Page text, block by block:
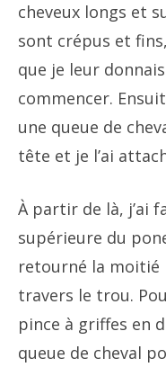
cheveux longs et
sont crépus et
que je leur
commencer.
une queue de
tête et je l’ai
À partir de là, j’ai
supérieure du
retourné la moitié
travers le trou.
pince à griffes en
queue de cheval